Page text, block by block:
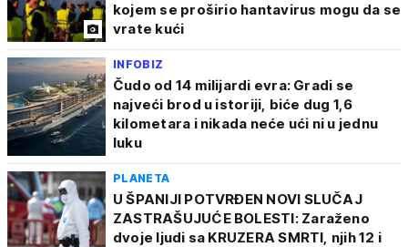
kojem se proširio hantavirus mogu da se
vrate kući
INFOBIZ
Čudo od 14 milijardi evra: Gradi se
najveći brod u istoriji, biće dug 1,6
kilometara i nikada neće ući ni u jednu
luku
PLANETA
U ŠPANIJI POTVRĐEN NOVI SLUČAJ
ZASTRAŠUJUĆE BOLESTI: Zaraženo
dvoje ljudi sa KRUZERA SMRTI, njih 12 i